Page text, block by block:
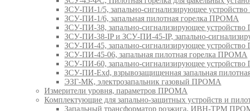
ЗСУ-ПИ-1/5, запально-сигнализирующее
ЗСУ-ПИ-1/6, запальная пилотная горелка ПРОМА
ЗСУ-ПИ-38, запально-сигнализирующее
ЗСУ-ПИ-38-IP и ЗСУ-ПИ-45-IP, запально-
ЗСУ-ПИ-45, запально-сигнализирующее
ЗСУ-ПИ-45-06, запальная пилотная горелка ПРОМА
ЗСУ-ПИ-60, запально-сигнализирующее
ЗСУ-ПИ-Exd, взрывозащищенная запальная
ЭЗГ-МК, электрозапальник газовый ПРОМА
Измерители уровня, параметров ПРОМА
Комплектующие для запально-защитных устройств и
Запальный трансформатор розжига, ИВН-ТРМ